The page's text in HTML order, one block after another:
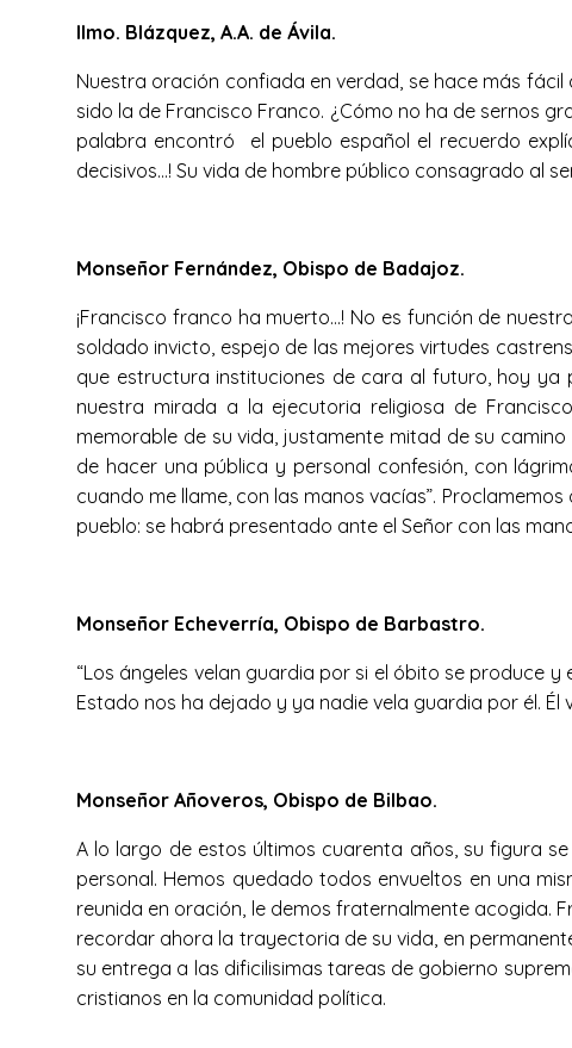
Ilmo. Blázquez, A.A. de Ávila.
Nuestra oración confiada en verdad, se hace más
sido la de Francisco Franco. ¿Cómo no ha de sernos
palabra encontró el pueblo español el recuerdo
decisivos…! Su vida de hombre público consagrado al
Monseñor Fernández, Obispo de Badajoz.
¡Francisco franco ha muerto…! No es función de
soldado invicto, espejo de las mejores virtudes
que estructura instituciones de cara al futuro, hoy ya
nuestra mirada a la ejecutoria religiosa de
memorable de su vida, justamente mitad de su
de hacer una pública y personal confesión, con
cuando me llame, con las manos vacías”.
pueblo: se habrá presentado ante el Señor con las
Monseñor Echeverría, Obispo de Barbastro.
“Los ángeles velan guardia por si el óbito se produce
Estado nos ha dejado y ya nadie vela guardia por él. Él
Monseñor Añoveros, Obispo de Bilbao.
A lo largo de estos últimos cuarenta años, su figura
personal. Hemos quedado todos envueltos en una
reunida en oración, le demos fraternalmente acogida.
recordar ahora la trayectoria de su vida, en
su entrega a las dificilisimas tareas de gobierno
cristianos en la comunidad política.